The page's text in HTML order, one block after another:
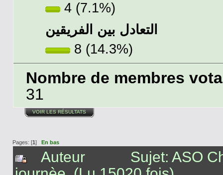
4 (7.1%)
التعادل بين الفريقين
8 (14.3%)
Nombre de membres
31
VOIR LES RÉSULTATS
Pages: [1] En bas
Auteur
Sujet: ASO